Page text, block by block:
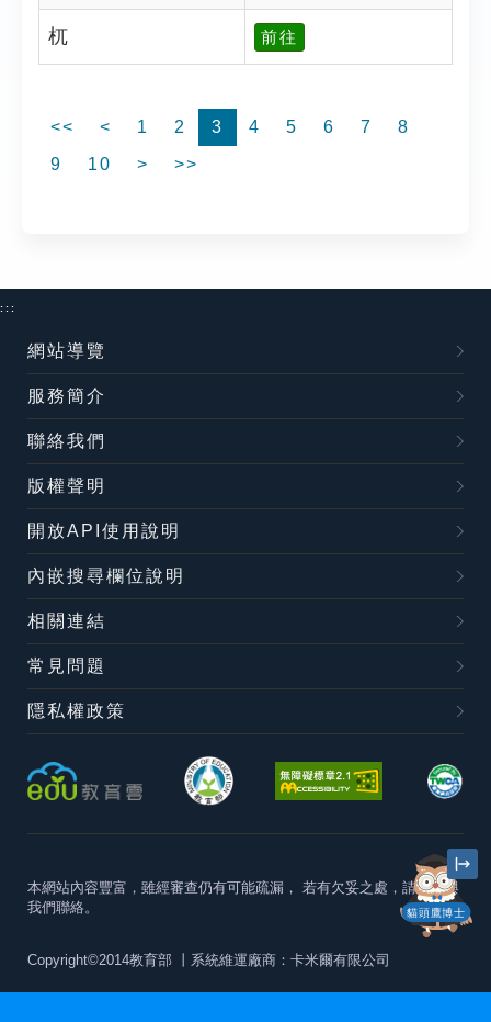
杌 前往
<< < 1 2 3 4 5 6 7
8
9
10 > >>
貓頭鷹博士
:::
網站導覽
服務簡介
聯絡我們
版權聲明
開放API使用說明
內嵌搜尋欄位說明
相關連結
常見問題
隱私權政策
本網站內容豐富，雖經審查仍有可能疏漏， 若有欠妥之處，請隨時與
我們聯絡。
Copyright©2014教育部 丨系統維運廠商：卡米爾有限公司